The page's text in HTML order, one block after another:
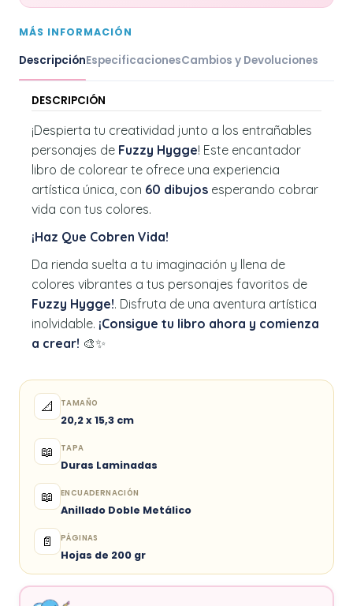
MÁS INFORMACIÓN
DescripciónEspecificacionesCambios y Devoluciones
DESCRIPCIÓN
¡Despierta tu creatividad junto a los entrañables
personajes de Fuzzy Hygge! Este encantador
libro de colorear te ofrece una experiencia
artística única, con 60 dibujos esperando cobrar
vida con tus colores.
¡Haz Que Cobren Vida!
Da rienda suelta a tu imaginación y llena de
colores vibrantes a tus personajes favoritos de
Fuzzy Hygge!. Disfruta de una aventura artística
inolvidable. ¡Consigue tu libro ahora y comienza
a crear! 🎨✨
📐 TAMAÑO
20,2 x 15,3 cm
📖 TAPA
Duras Laminadas
📖 ENCUADERNACIÓN
Anillado Doble Metálico
📄 PÁGINAS
Hojas de 200 gr